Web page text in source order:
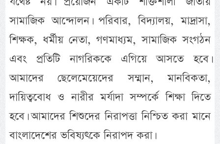
সামাজিক আন্দোলন। পরিবার, বিদ্যালয়, মাদ্রাসা,
শিক্ষক, ধর্মীয় নেতা, গণমাধ্যম, সামাজিক সংগঠন
এবং প্রতিটি নাগরিককে এগিয়ে আসতে হবে।
আমাদের ছেলেমেয়েদের সম্মান, মানবিকতা,
দায়িত্ববোধ ও নারীর মর্যাদা সম্পর্কে শিক্ষা দিতে
হবে। আমাদের শিশুদের নিরাপত্তা নিশ্চিত করা মানে
বাংলাদেশের ভবিষ্যৎকে নিরাপদ করা।